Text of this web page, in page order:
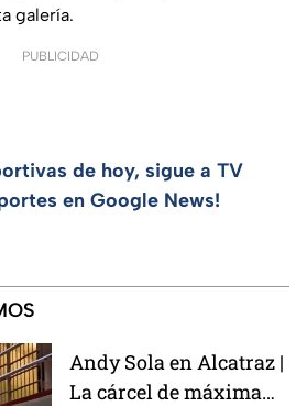
galería.
PUBLICIDAD
de hoy, sigue a TV
en Google News!
Andy Sola en Alcatraz |
La cárcel de máxima